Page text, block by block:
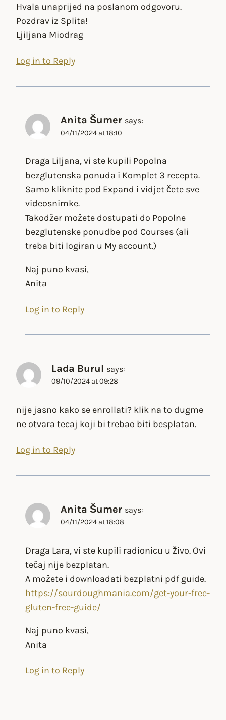
Hvala unaprijed na poslanom odgovoru.
Pozdrav iz Splita!
Ljiljana Miodrag
Log in to Reply
Anita Šumer says:
04/11/2024 at 18:10
Draga Liljana, vi ste kupili Popolna
bezglutenska ponuda i Komplet 3 recepta.
Samo kliknite pod Expand i vidjet čete sve
videosnimke.
Takodžer možete dostupati do Popolne
bezglutenske ponudbe pod Courses (ali
treba biti logiran u My account.)
Naj puno kvasi,
Anita
Log in to Reply
Lada Burul says:
09/10/2024 at 09:28
nije jasno kako se enrollati? klik na to dugme
ne otvara tecaj koji bi trebao biti besplatan.
Log in to Reply
Anita Šumer says:
04/11/2024 at 18:08
Draga Lara, vi ste kupili radionicu u živo. Ovi
tečaj nije bezplatan.
A možete i downloadati bezplatni pdf guide.
https://sourdoughmania.com/get-your-free-
gluten-free-guide/
Naj puno kvasi,
Anita
Log in to Reply